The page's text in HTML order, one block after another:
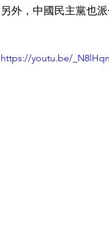
另外，中國民主黨也
https://youtu.be/